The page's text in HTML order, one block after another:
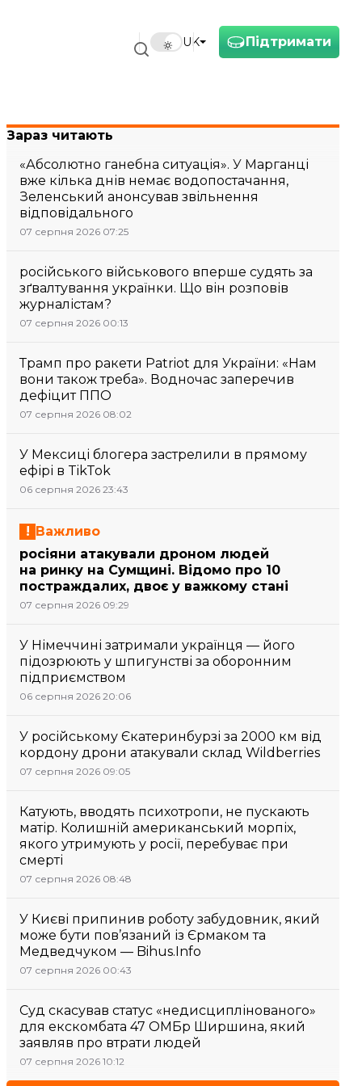
Підтримати
UK
Зараз читають
«Абсолютно ганебна ситуація». У Марганці
вже кілька днів немає водопостачання,
Зеленський анонсував звільнення
відповідального
07 серпня 2026 07:25
російського військового вперше судять за
зґвалтування українки. Що він розповів
журналістам?
07 серпня 2026 00:13
Трамп про ракети Patriot для України: «Нам
вони також треба». Водночас заперечив
дефіцит ППО
07 серпня 2026 08:02
У Мексиці блогера застрелили в прямому
ефірі в TikTok
06 серпня 2026 23:43
Важливо
росіяни атакували дроном людей
на ринку на Сумщині. Відомо про 10
постраждалих, двоє у важкому стані
07 серпня 2026 09:29
У Німеччині затримали українця — його
підозрюють у шпигунстві за оборонним
підприємством
06 серпня 2026 20:06
У російському Єкатеринбурзі за 2000 км від
кордону дрони атакували склад Wildberries
07 серпня 2026 09:05
Катують, вводять психотропи, не пускають
матір. Колишній американський морпіх,
якого утримують у росії, перебуває при
смерті
07 серпня 2026 08:48
У Києві припинив роботу забудовник, який
може бути пов’язаний із Єрмаком та
Медведчуком — Bihus.Info
07 серпня 2026 00:43
Суд скасував статус «недисциплінованого»
для екскомбата 47 ОМБр Ширшина, який
заявляв про втрати людей
07 серпня 2026 10:12